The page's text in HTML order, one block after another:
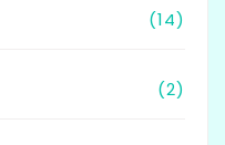
(14)
(2)